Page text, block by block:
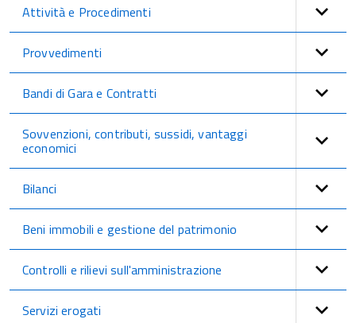
Attività e Procedimenti
Provvedimenti
Bandi di Gara e Contratti
Sovvenzioni, contributi, sussidi, vantaggi
economici
Bilanci
Beni immobili e gestione del patrimonio
Controlli e rilievi sull'amministrazione
Servizi erogati